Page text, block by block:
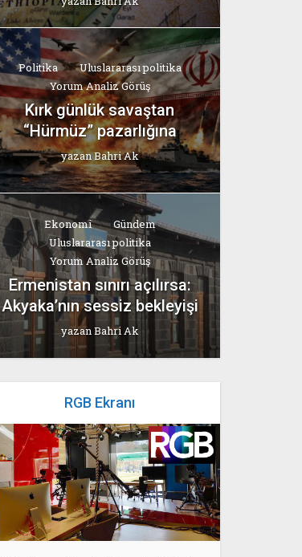
Politika
Uluslararası politika
Yorum Analiz Görüş
Kırk günlük savaştan
“Hürmüz” pazarlığına
yazanBahri Ak
Ekonomi
Gündem
Uluslararası politika
Yorum Analiz Görüş
Ermenistan sınırı açılırsa:
Akyaka’nın sessiz bekleyişi
yazanBahri Ak
RGB Ekranı